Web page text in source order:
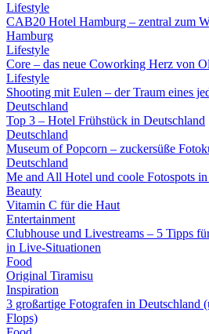
Lifestyle
CAB20 Hotel Hamburg – zentral zum
Hamburg
Lifestyle
Core – das neue Coworking Herz von
Lifestyle
Shooting mit Eulen – der Traum eines
Deutschland
Top 3 – Hotel Frühstück in Deutschland
Deutschland
Museum of Popcorn – zuckersüße
Deutschland
Me and All Hotel und coole Fotospots
Beauty
Vitamin C für die Haut
Entertainment
Clubhouse und Livestreams – 5 Tipps
in Live-Situationen
Food
Original Tiramisu
Inspiration
3 großartige Fotografen in Deutschland
Flops)